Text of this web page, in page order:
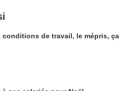
conditions de travail, le mépris, ça